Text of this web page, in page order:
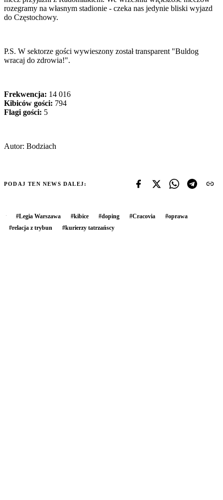
rozegramy na własnym stadionie - czeka nas jedynie bliski wyjazd
do Częstochowy.
P.S. W sektorze gości wywieszony został transparent "Buldog
wracaj do zdrowia!".
Frekwencja: 14 016
Kibiców gości: 794
Flagi gości: 5
Autor: Bodziach
PODAJ TEN NEWS DALEJ:
#Legia Warszawa #kibice #doping #Cracovia #oprawa
#relacja z trybun #kurierzy tatrzańscy